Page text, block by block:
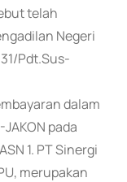
telah
Negeri
Pdt.Sus-
dalam
pada
1. PT Sinergi
merupakan